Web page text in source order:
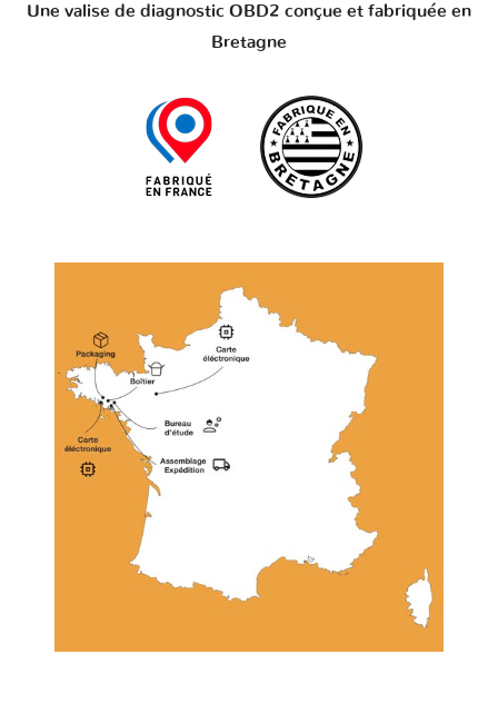
Une valise de diagnostic OBD2 conçue et fabriquée en
Bretagne